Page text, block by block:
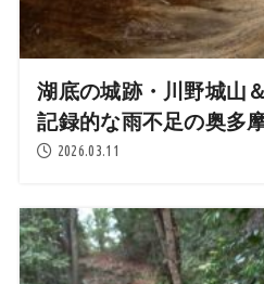
湖底の城跡・川野城山
記録的な雨不足の奥多
2026.03.11